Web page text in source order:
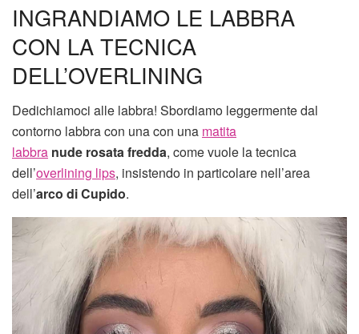
INGRANDIAMO LE LABBRA
CON LA TECNICA
DELL’OVERLINING
Dedichiamoci alle labbra! Sbordiamo leggermente dal
contorno labbra con una con una matita
labbra nude rosata fredda, come vuole la tecnica
dell’overlining lips, insistendo in particolare nell’area
dell’arco di Cupido.